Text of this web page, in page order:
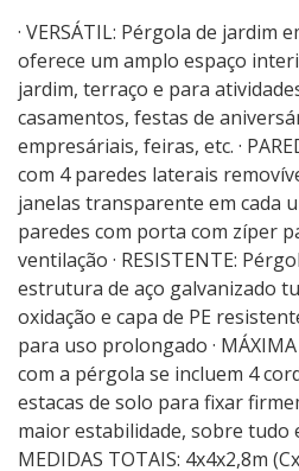
· VERSÁTIL: Pérgola de jardim
oferece um amplo espaço
jardim, terraço e para
casamentos, festas de
empresáriais, feiras, etc. ·
com 4 paredes laterais
janelas transparente em cada
paredes com porta com zíper
ventilação · RESISTENTE:
estrutura de aço galvanizado
oxidação e capa de PE
para uso prolongado ·
com a pérgola se incluem 4
estacas de solo para fixar
maior estabilidade, sobre tudo
MEDIDAS TOTAIS: 4x4x2,8m